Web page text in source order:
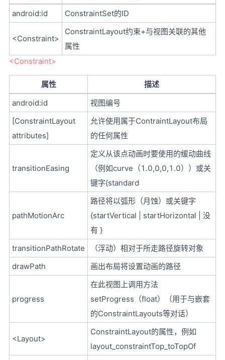
android:id
ConstraintSet的ID
<Constraint>
ConstraintLayout约束+与视图关联的其他
属性
<Constraint>
属性
描述
android:id
视图编号
[ConstraintLayout
attributes]
允许使用属于ContraintLayout布局
的任何属性
transitionEasing
定义从该点动画时要使用的缓动曲线
（例如curve（1.0,0,0,1.0））或关
键字{standard
pathMotionArc
路径将以弧形（月蚀）或关键字
{startVertical | startHorizo​​ntal | 没
有 }
transitionPathRotate
（浮动）相对于所走路径旋转对象
drawPath
画出布局将设置动画的路径
progress
在此视图上调用方法
setProgress（float）（用于与嵌套
的ConstraintLayouts等对话）
<Layout>
ConstraintLayout的属性，例如
layout_constraintTop_toTopOf